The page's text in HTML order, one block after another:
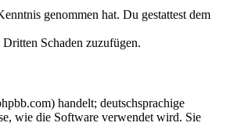
genommen hat. Du gestattest dem
Schaden zuzufügen.
handelt; deutschsprachige
wie die Software verwendet wird. Sie